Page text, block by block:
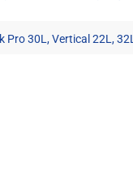
Pro 30L, Vertical 22L, 32L